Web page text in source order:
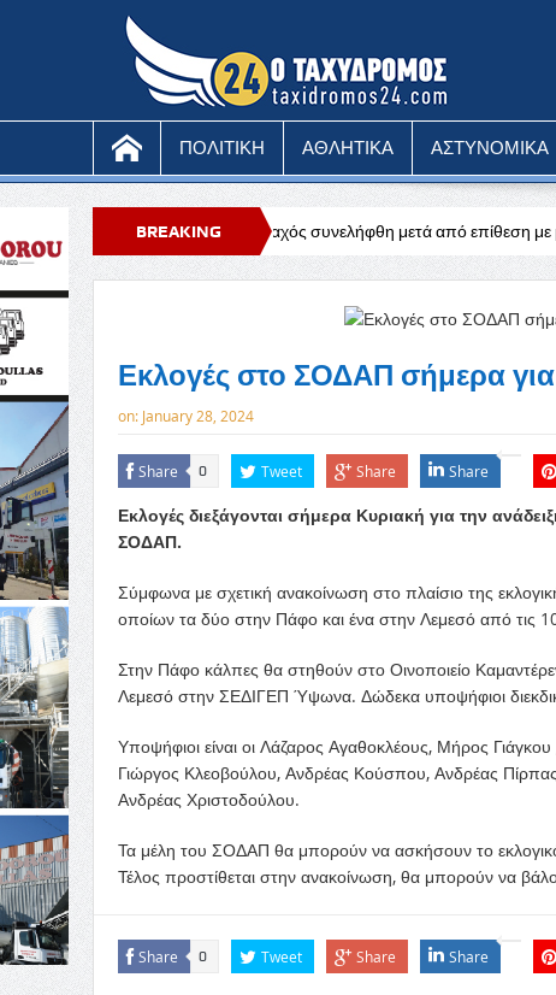
ΠΟΛΙΤΙΚΗ ΑΘΛΗΤΙΚΑ ΑΣΤΥΝΟΜΙΚΑ
BREAKING
NEWS
μοναχός συνελήφθη μετά από επίθεση με μαχαίρι
Εκλογές στο ΣΟΔΑΠ σήμερα
on: January 28, 2024
Share 0 Tweet Share Share
Εκλογές διεξάγονται σήμερα Κυριακή για την
ΣΟΔΑΠ.
Σύμφωνα με σχετική ανακοίνωση στο πλαίσιο της
οποίων τα δύο στην Πάφο και ένα στην Λεμεσό από τις
Στην Πάφο κάλπες θα στηθούν στο Οινοποιείο
Λεμεσό στην ΣΕΔΙΓΕΠ Ύψωνα. Δώδεκα υποψήφιοι
Υποψήφιοι είναι οι Λάζαρος Αγαθοκλέους, Μήρος
Γιώργος Κλεοβούλου, Ανδρέας Κούσπου, Ανδρέας
Ανδρέας Χριστοδούλου.
Τα μέλη του ΣΟΔΑΠ θα μπορούν να ασκήσουν το εκλογικό
Τέλος προστίθεται στην ανακοίνωση, θα μπορούν να
Share 0 Tweet Share Share